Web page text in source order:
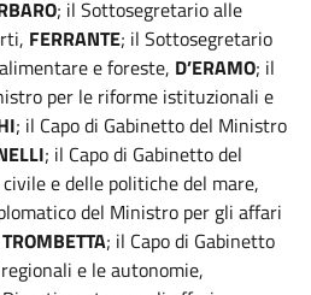
; il Sottosegretario alle
FERRANTE; il Sottosegretario
e foreste, D’ERAMO; il
per le riforme istituzionali e
; il Capo di Gabinetto del Ministro
; il Capo di Gabinetto del
e delle politiche del mare,
del Ministro per gli affari
TROMBETTA; il Capo di Gabinetto
e le autonomie,